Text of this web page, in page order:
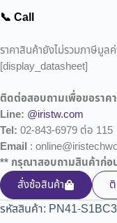
📞 Call
ราคาสินค้ายังไม่รวมภาษีมูล
[display_datasheet]
ติดต่อสอบถามเพื่อขอราค
Line: @iristw.com
Tel: 02-843-6979 ต่อ 115
Email :
** กรุณาสอบถามสินค้าก่
สั่งซ้อสินค้า
รหัสสินค้า: PN41-